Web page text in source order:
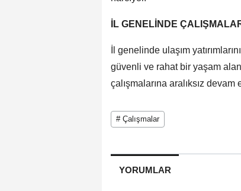
İL GENELİNDE
İl genelinde ulaşım
güvenli ve rahat bir yaşam
çalışmalarına aralıksız devam
# Çalışmalar
YORUMLAR